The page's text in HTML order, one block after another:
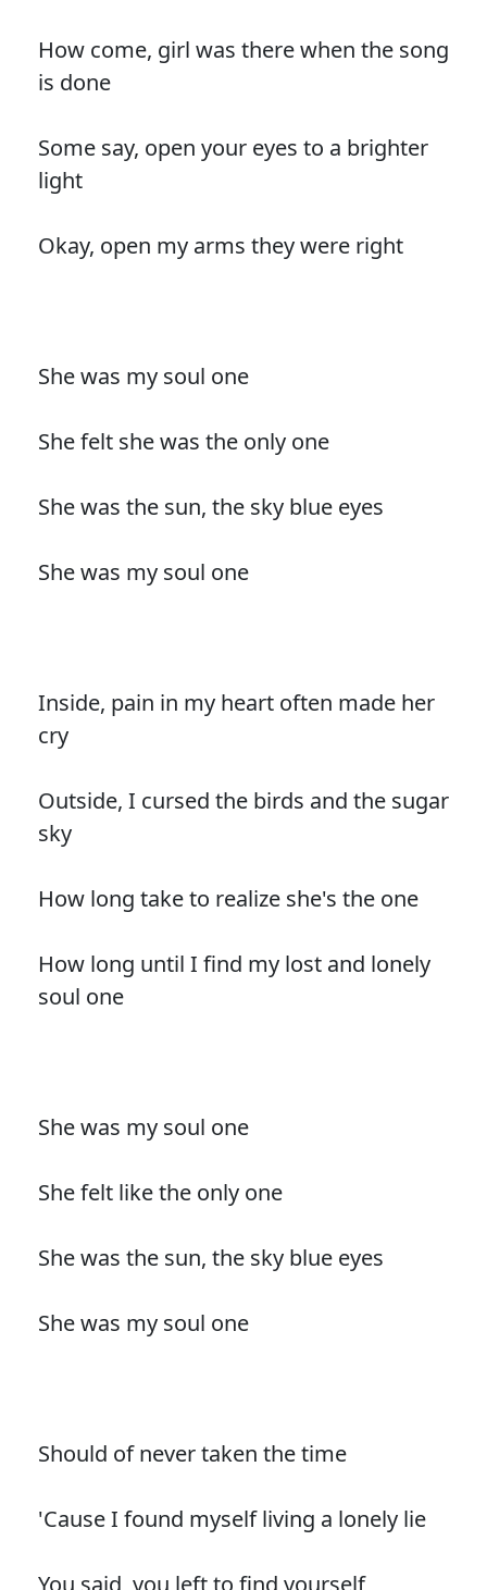
How come, girl was there when the song
is done
Some say, open your eyes to a brighter
light
Okay, open my arms they were right
She was my soul one
She felt she was the only one
She was the sun, the sky blue eyes
She was my soul one
Inside, pain in my heart often made her
cry
Outside, I cursed the birds and the sugar
sky
How long take to realize she's the one
How long until I find my lost and lonely
soul one
She was my soul one
She felt like the only one
She was the sun, the sky blue eyes
She was my soul one
Should of never taken the time
'Cause I found myself living a lonely lie
You said, you left to find yourself